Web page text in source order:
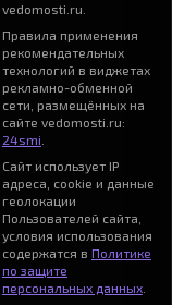
vedomosti.ru.
Правила применения
рекомендательных
технологий в виджетах
рекламно-обменной
сети, размещённых на
сайте vedomosti.ru:
24smi
Сайт использует IP
адреса, cookie и данные
геолокации
Пользователей сайта,
условия использования
содержатся в Политике
по защите
персональных данных.